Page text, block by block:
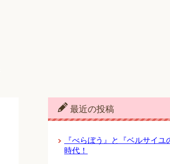
最近の投稿
『べらぼう』と『ベルサイユ
時代！